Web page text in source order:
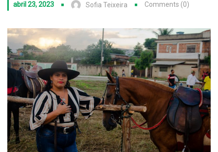
abril 23, 2023 Sofia Teixeira Comments (0)